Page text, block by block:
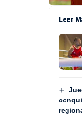
Leer